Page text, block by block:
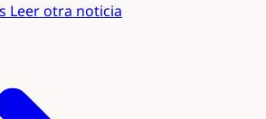
Leer otra noticia